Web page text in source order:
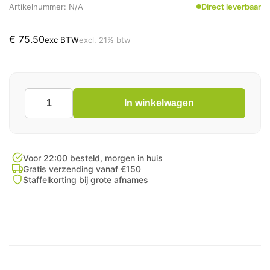
Artikelnummer: N/A Direct leverbaar
€ 75.50exc BTWexcl. 21% btw
Thermoschaal
601
aantal
In winkelwagen
Voor 22:00 besteld, morgen in huis
Gratis verzending vanaf €150
Staffelkorting bij grote afnames